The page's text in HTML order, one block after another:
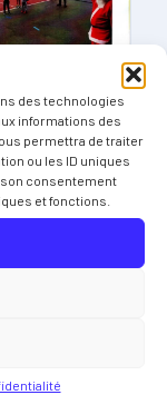
des technologies
informations des
permettra de traiter
ou les ID uniques
consentement
et fonctions.